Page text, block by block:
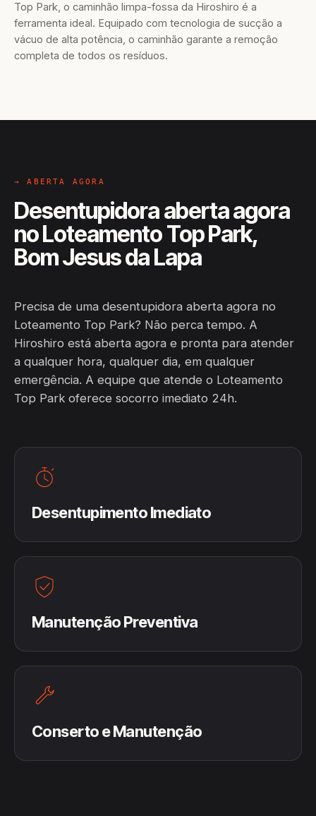
Top Park, o caminhão limpa-fossa da Hiroshiro é a
ferramenta ideal. Equipado com tecnologia de sucção a
vácuo de alta potência, o caminhão garante a remoção
completa de todos os resíduos.
→ ABERTA AGORA
Desentupidora aberta agora
no Loteamento Top Park,
Bom Jesus da Lapa
Precisa de uma desentupidora aberta agora no
Loteamento Top Park? Não perca tempo. A
Hiroshiro está aberta agora e pronta para atender
a qualquer hora, qualquer dia, em qualquer
emergência. A equipe que atende o Loteamento
Top Park oferece socorro imediato 24h.
Desentupimento Imediato
Manutenção Preventiva
Conserto e Manutenção